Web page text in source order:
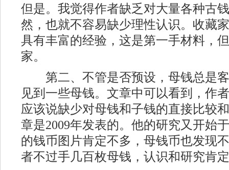
但是。我觉得作者缺乏对大量各种古
然，也就不容易缺少理性认识。收藏
具有丰富的经验，这是第一手材料，
家。
第二、不管是否预设，母钱总是客
见到一些母钱。文章中可以看到，作
应该说缺少对母钱和子钱的直接比较
章是2009年发表的。他的研究又开始
的钱币图片肯定不多，母钱币也发现
者不过手几百枚母钱，认识和研究肯